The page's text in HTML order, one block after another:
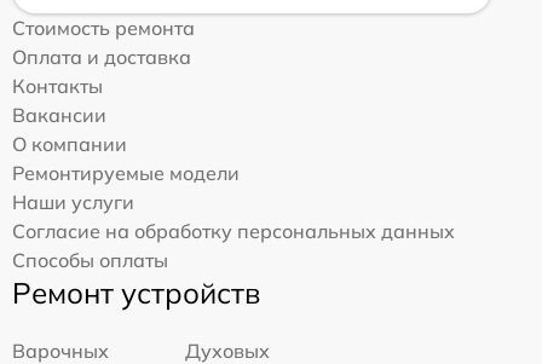
Стоимость ремонта
Оплата и доставка
Контакты
Вакансии
О компании
Ремонтируемые модели
Наши услуги
Согласие на обработку персональных данных
Способы оплаты
Ремонт устройств
Варочных
Духовых